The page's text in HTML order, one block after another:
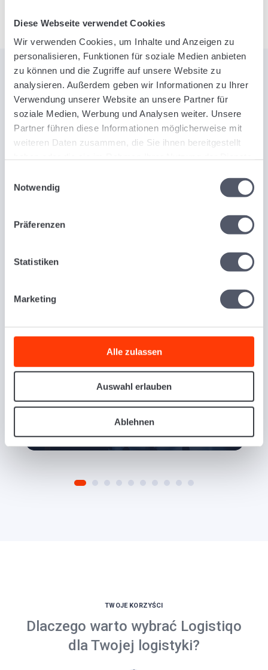
Diese Webseite verwendet Cookies
Wir verwenden Cookies, um Inhalte und Anzeigen zu
personalisieren, Funktionen für soziale Medien anbieten
zu können und die Zugriffe auf unsere Website zu
analysieren. Außerdem geben wir Informationen zu Ihrer
Verwendung unserer Website an unsere Partner für
soziale Medien, Werbung und Analysen weiter. Unsere
Partner führen diese Informationen möglicherweise mit
weiteren Daten zusammen, die Sie ihnen bereitgestellt
Notwendig
Präferenzen
Statistiken
Marketing
Alle zulassen
Auswahl erlauben
Ablehnen
ODKRYJ MOC LOGISTIQO
Przedstawiamy nasze
oprogramowanie SaaS do
zarządzania transportem.
Czy możesz przetwarzać swoje zamówienia
wydajniej i planować trasy z większą
Dowiedz się więcej
TWOJE KORZYŚCI
Dlaczego warto wybrać Logistiqo
dla Twojej logistyki?